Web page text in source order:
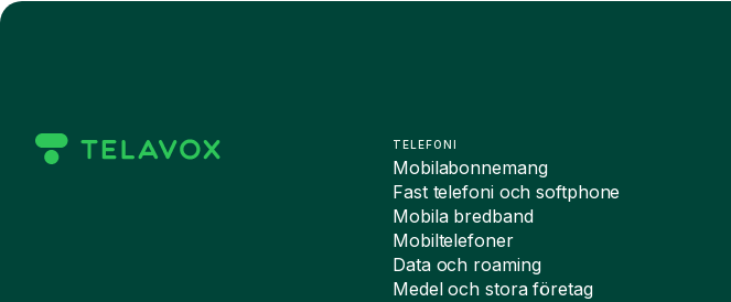
TELEFONI
Mobilabonnemang
Fast telefoni och softphone
Mobila bredband
Mobiltelefoner
Data och roaming
Medel och stora företag